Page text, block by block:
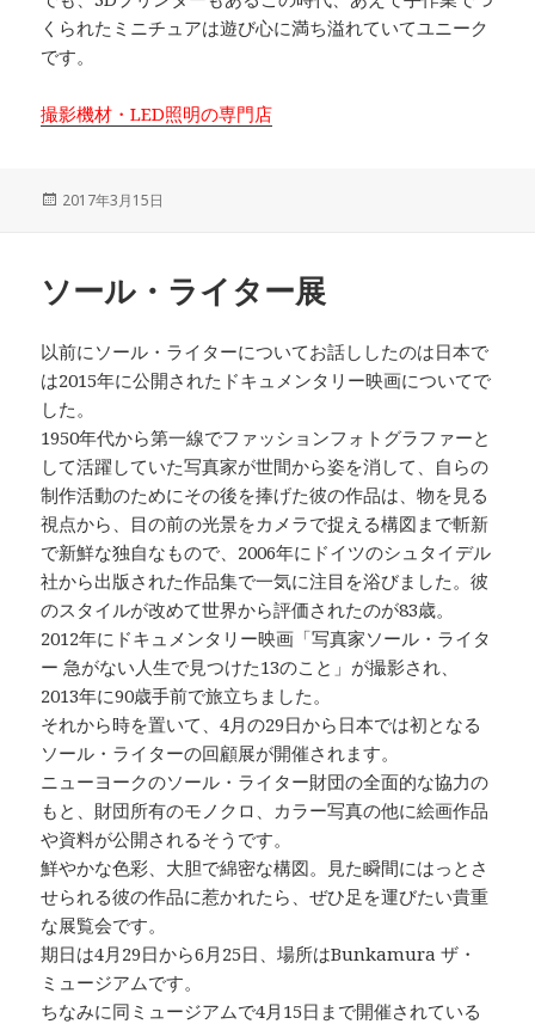
くられたミニチュアは遊び心に満ち溢れていてユニーク
です。
撮影機材・LED照明の専門店
投
2017年3月15日
ソール・ライター展
以前にソール・ライターについてお話ししたのは日本で
は2015年に公開されたドキュメンタリー映画についてで
した。
1950年代から第一線でファッションフォトグラファーと
して活躍していた写真家が世間から姿を消して、自らの
制作活動のためにその後を捧げた彼の作品は、物を見る
視点から、目の前の光景をカメラで捉える構図まで斬新
で新鮮な独自なもので、2006年にドイツのシュタイデル
社から出版された作品集で一気に注目を浴びました。彼
のスタイルが改めて世界から評価されたのが83歳。
2012年にドキュメンタリー映画「写真家ソール・ライタ
ー 急がない人生で見つけた13のこと」が撮影され、
2013年に90歳手前で旅立ちました。
それから時を置いて、4月の29日から日本では初となる
ソール・ライターの回顧展が開催されます。
ニューヨークのソール・ライター財団の全面的な協力の
もと、財団所有のモノクロ、カラー写真の他に絵画作品
や資料が公開されるそうです。
鮮やかな色彩、大胆で綿密な構図。見た瞬間にはっとさ
せられる彼の作品に惹かれたら、ぜひ足を運びたい貴重
な展覧会です。
期日は4月29日から6月25日、場所はBunkamura ザ・
ミュージアムです。
ちなみに同ミュージアムで4月15日まで開催されている